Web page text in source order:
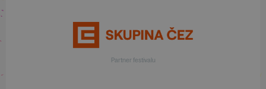
Partner festivalu